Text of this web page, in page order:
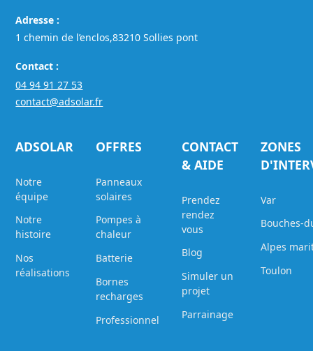
Adresse :
1 chemin de l’enclos,83210 Sollies pont
Contact :
04 94 91 27 53
contact@adsolar.fr
ADSOLAR
Notre
équipe
Notre
histoire
Nos
réalisations
OFFRES
Panneaux
solaires
Pompes à
chaleur
Batterie
Bornes
recharges
Professionnel
CONTACT
& AIDE
Prendez
rendez
vous
Blog
Simuler un
projet
Parrainage
ZONES
Var
Bouches-
Alpes
Toulon